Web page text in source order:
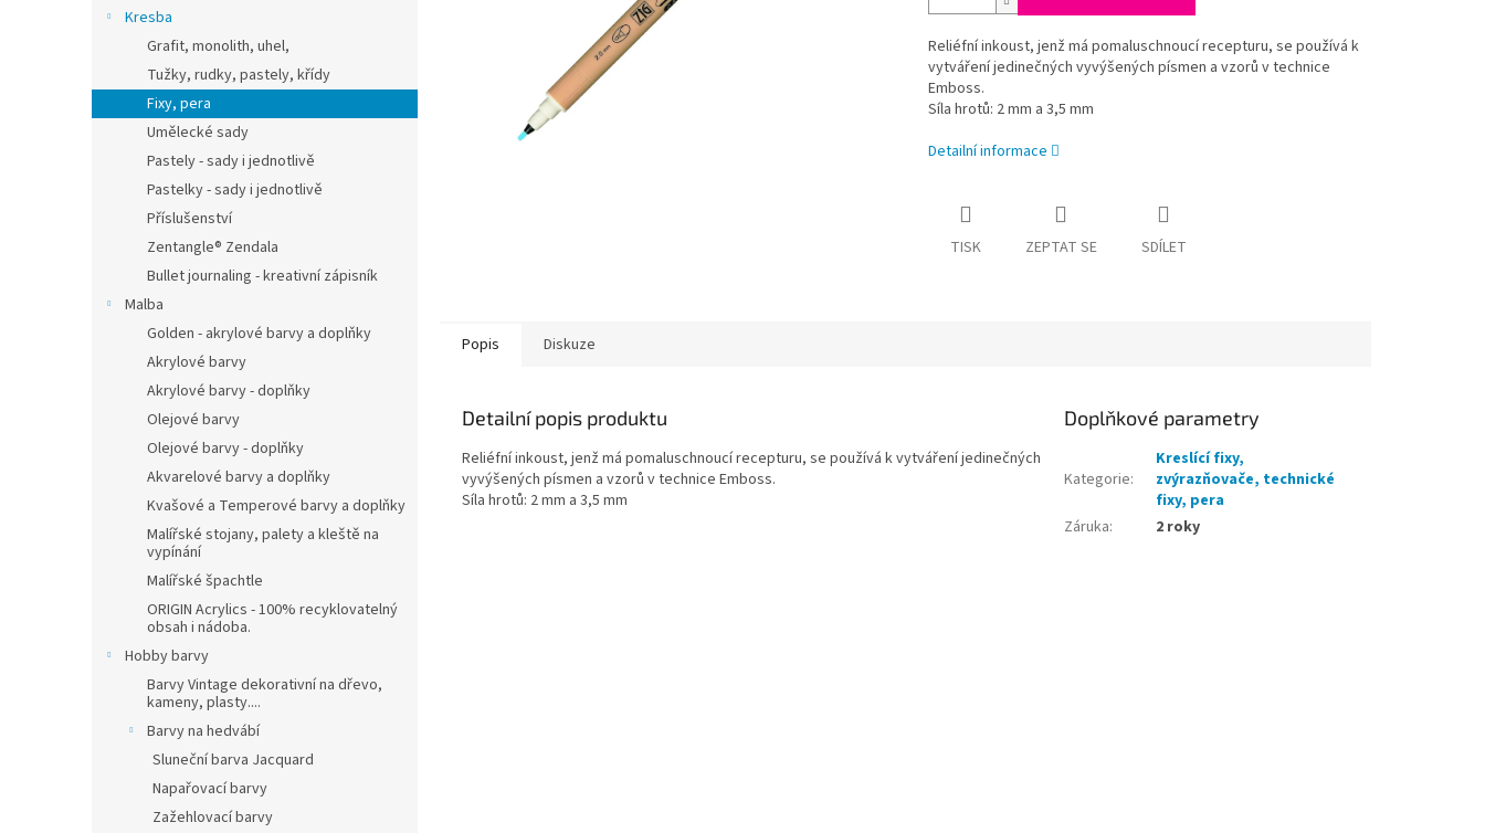
Kresba
Grafit, monolith, uhel,
Tužky, rudky, pastely, křídy
Fixy, pera
Umělecké sady
Pastely - sady i jednotlivě
Pastelky - sady i jednotlivě
Příslušenství
Zentangle® Zendala
Bullet journaling - kreativní zápisník
Malba
Golden - akrylové barvy a doplňky
Akrylové barvy
Akrylové barvy - doplňky
Olejové barvy
Olejové barvy - doplňky
Akvarelové barvy a doplňky
Kvašové a Temperové barvy a doplňky
Malířské stojany, palety a kleště na
vypínání
Malířské špachtle
ORIGIN Acrylics - 100% recyklovatelný
obsah i nádoba.
Hobby barvy
Barvy Vintage dekorativní na dřevo,
kameny, plasty....
Barvy na hedvábí
Sluneční barva Jacquard
Napařovací barvy
Zažehlovací barvy
Reliéfní inkoust, jenž má pomaluschnoucí recepturu, se používá k
vytváření jedinečných vyvýšených písmen a vzorů v technice
Emboss.
Síla hrotů: 2 mm a 3,5 mm
Detailní informace
TISK ZEPTAT SE SDÍLET
Popis Diskuze
Detailní popis produktu
Reliéfní inkoust, jenž má pomaluschnoucí recepturu, se používá k vytváření jedinečných
vyvýšených písmen a vzorů v technice Emboss.
Síla hrotů: 2 mm a 3,5 mm
Doplňkové parametry
Kategorie:
Kreslící fixy,
zvýrazňovače, technické
fixy, pera
Záruka: 2 roky